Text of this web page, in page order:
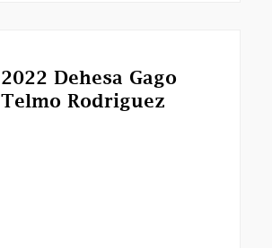
2022 Dehesa Gago
Telmo Rodriguez